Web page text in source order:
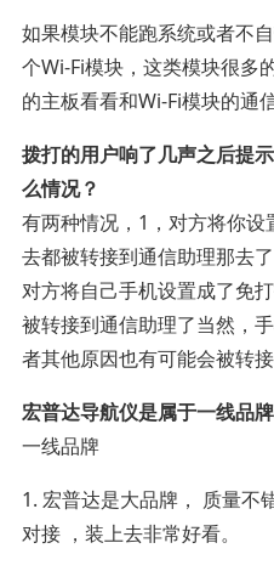
如果模块不能跑系统或者不
个Wi-Fi模块，这类模块很多
的主板看看和Wi-Fi模块的通
拨打的用户响了几声之后提
么情况？
有两种情况，1，对方将你
去都被转接到通信助理那去
对方将自己手机设置成了免
被转接到通信助理了当然，
者其他原因也有可能会被转
宏普达导航仪是属于一线品
一线品牌
1. 宏普达是大品牌， 质量不
对接 ，装上去非常好看。